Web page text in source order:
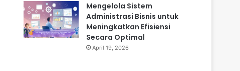
Mengelola Sistem
Administrasi Bisnis untuk
Meningkatkan Efisiensi
Secara Optimal
April 19, 2026